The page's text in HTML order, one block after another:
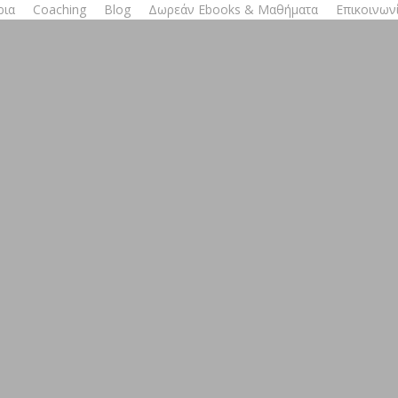
Coaching Blog Δωρεάν Ebooks & Μαθήματα